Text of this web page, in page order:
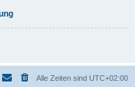
Alle Zeiten sind UTC+02:00